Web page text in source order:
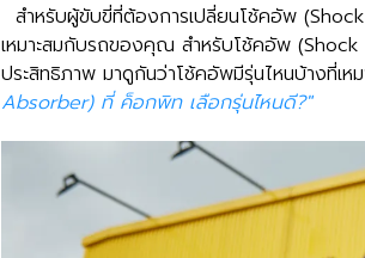
สำหรับผู้ขับขี่ที่ต้องการเปลี่ยนโช้คอัพ
เหมาะสมกับรถของคุณ สำหรับโช้คอัพ
ประสิทธิภาพ มาดูกันว่าโช้คอัพมีรุ่นไหนบ้างที่เ
Absorber) ที่ ค็อกพิท เลือกรุ่นไหนดี?"